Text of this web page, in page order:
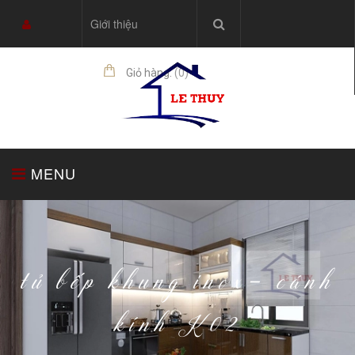
Giới thiệu
Giỏ hàng:(0)
MENU
TRANG CHỦ TỦ BẾP THIẾT BỊ NHÀ BẾP
tủ bếp khung inox- cánh
kính K02